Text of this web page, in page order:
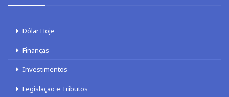
Dólar Hoje
Finanças
Investimentos
Legislação e Tributos